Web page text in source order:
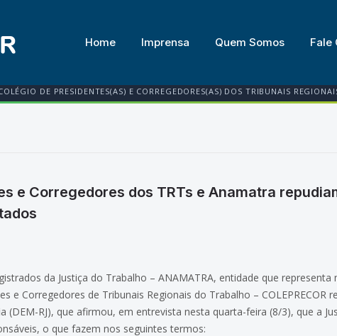
Home Imprensa Quem Somos Fale
DE PRESIDENTES(AS) E CORREGEDORES(AS) DOS TRIBUNAIS
e Corregedores dos TRTs e Anamatra
da Justiça do Trabalho – ANAMATRA, entidade que
e Corregedores de Tribunais Regionais do Trabalho – COLEPRECOR
(DEM-RJ), que afirmou, em entrevista nesta quarta-feira (8/3), que a
o que fazem nos seguintes termos: